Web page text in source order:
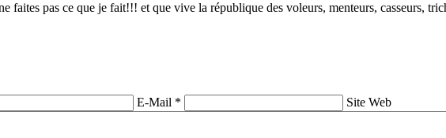
faites pas ce que je fait!!! et que vive la république des voleurs, menteurs, casseurs,
E-Mail * Site Web